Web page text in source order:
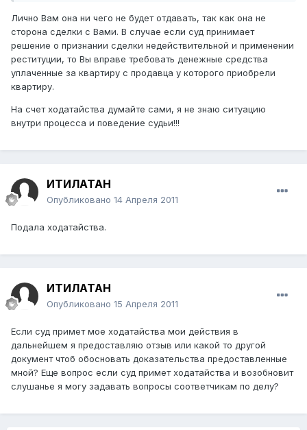
Лично Вам она ни чего не будет отдавать, так как она не
сторона сделки с Вами. В случае если суд принимает
решение о признании сделки недействительной и применении
реституции, то Вы вправе требовать денежные средства
уплаченные за квартиру с продавца у которого приобрели
квартиру.
На счет ходатайства думайте сами, я не знаю ситуацию
внутри процесса и поведение судьи!!!
ИТИЛАТАН
Опубликовано 14 Апреля 2011
Подала ходатайства.
ИТИЛАТАН
Опубликовано 15 Апреля 2011
Если суд примет мое ходатайства мои действия в
дальнейшем я предоставляю отзыв или какой то другой
документ чтоб обосновать доказательства предоставленные
мной? Еще вопрос если суд примет ходатайства и возобновит
слушанье я могу задавать вопросы соответчикам по делу?